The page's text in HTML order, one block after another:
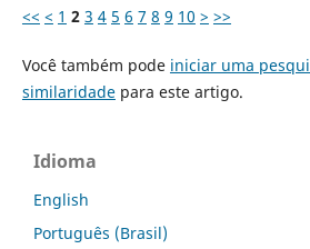
<< < 1 2 3 4 5 6 7 8 9 10 > >>
Você também pode iniciar uma
similaridadepara este artigo.
Idioma
English
Português (Brasil)